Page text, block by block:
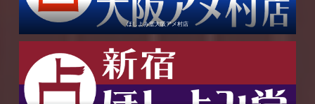
ほしよみ堂大阪アメ村店